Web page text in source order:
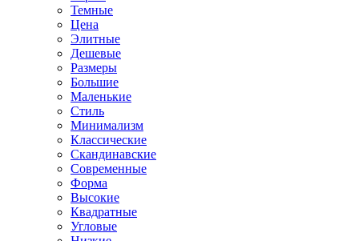
Темные
Цена
Элитные
Дешевые
Размеры
Большие
Маленькие
Стиль
Минимализм
Классические
Скандинавские
Современные
Форма
Высокие
Квадратные
Угловые